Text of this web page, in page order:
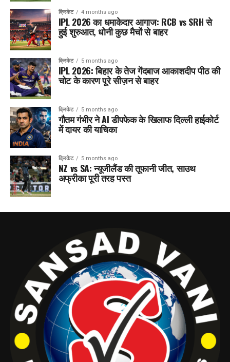
क्रिकेट 4 months ago
IPL 2026 का धमाकेदार आगाज: RCB vs SRH से
हुई शुरुआत, धोनी कुछ मैचों से बाहर
क्रिकेट 5 months ago
IPL 2026: बिहार के तेज गेंदबाज आकाशदीप पीठ की
चोट के कारण पूरे सीज़न से बाहर
क्रिकेट 5 months ago
गौतम गंभीर ने AI डीपफेक के खिलाफ दिल्ली हाईकोर्ट
में दायर की याचिका
क्रिकेट 5 months ago
NZ vs SA: न्यूजीलैंड की तूफानी जीत, साउथ
अफ्रीका पूरी तरह पस्त